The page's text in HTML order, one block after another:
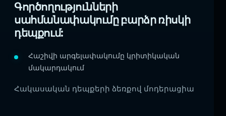
Գործողությունների
սահմանափակումը բարձր ռիսկի
դեպքում:
Հաշիվի արգելափակումը կրիտիկական
մակարդակում
Հակասական դեպքերի ձեռքով մոդերացիա